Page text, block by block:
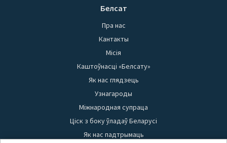
Белсат
Пра нас
Кантакты
Місія
Каштоўнасці «Белсату»
Як нас глядзець
Узнагароды
Міжнародная супраца
Ціск з боку ўладаў Беларусі
Як нас падтрымаць